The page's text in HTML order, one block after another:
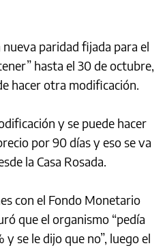
paridad fijada para el
hasta el 30 de octubre,
hacer otra modificación.
y se puede hacer
por 90 días y eso se va
la Casa Rosada.
con el Fondo Monetario
que el organismo “pedía
se le dijo que no”, luego el